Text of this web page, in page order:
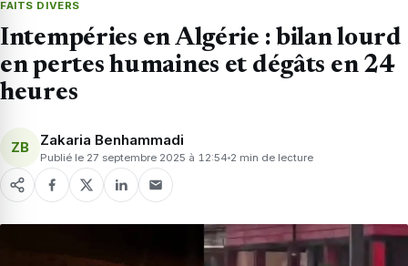
FAITS DIVERS
Intempéries en Algérie : bilan lourd
en pertes humaines et dégâts en 24
heures
ZB Zakaria Benhammadi
Publié le 27 septembre 2025 à 12:54 2 min de lecture